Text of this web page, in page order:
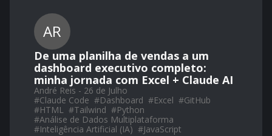
AR
De uma planilha de vendas a um
dashboard executivo completo:
minha jornada com Excel + Claude AI
André Reis - 26 de Julho
#Claude Code #Dashboard #Excel #GitHub
#HTML #Tailwind #Python
#Análise de Dados Multiplataforma
#Inteligência Artificial (IA) #JavaScript